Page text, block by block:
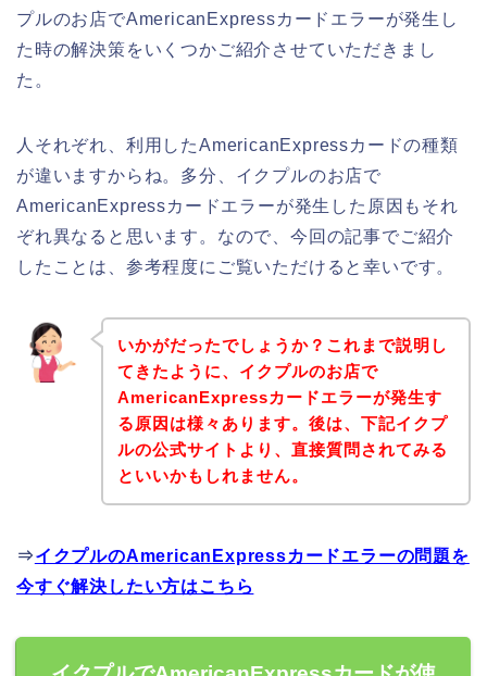
プルのお店でAmericanExpressカードエラーが発生し
た時の解決策をいくつかご紹介させていただきまし
た。
人それぞれ、利用したAmericanExpressカードの種類
が違いますからね。多分、イクプルのお店で
AmericanExpressカードエラーが発生した原因もそれ
ぞれ異なると思います。なので、今回の記事でご紹介
したことは、参考程度にご覧いただけると幸いです。
いかがだったでしょうか？これまで説明し
てきたように、イクプルのお店で
AmericanExpressカードエラーが発生す
る原因は様々あります。後は、下記イクプ
ルの公式サイトより、直接質問されてみる
といいかもしれません。
⇒イクプルのAmericanExpressカードエラーの問題を
今すぐ解決したい方はこちら